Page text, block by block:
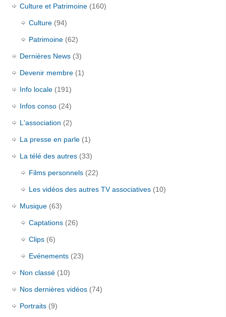
Culture et Patrimoine (160)
Culture (94)
Patrimoine (62)
Dernières News (3)
Devenir membre (1)
Info locale (191)
Infos conso (24)
L'association (2)
La presse en parle (1)
La télé des autres (33)
Films personnels (22)
Les vidéos des autres TV associatives (10)
Musique (63)
Captations (26)
Clips (6)
Evénements (23)
Non classé (10)
Nos dernières vidéos (74)
Portraits (9)